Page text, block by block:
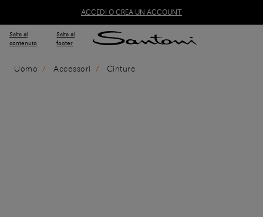
ACCEDI O CREA UN ACCOUNT
Salta al
contenuto
Salta al
footer
Uomo Accessori Cinture